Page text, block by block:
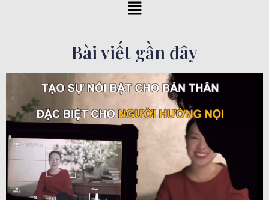
Bài viết gần đây